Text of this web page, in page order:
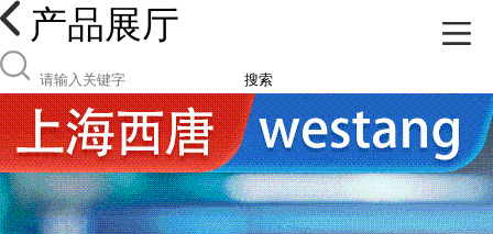
产品展厅
搜索